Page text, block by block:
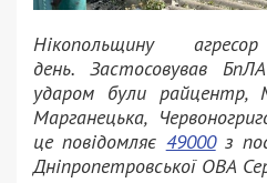
Нікопольщину
день. Застосовував
ударом були райцентр,
Марганецька,
це повідомляє 49000з
Дніпропетровської ОВА